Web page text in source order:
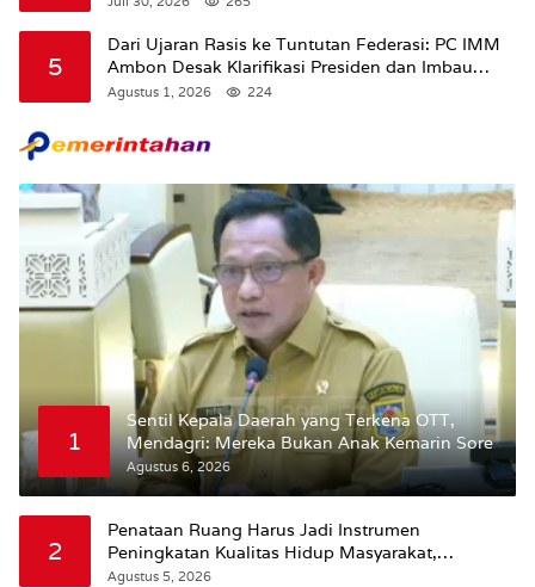
5
Dari Ujaran Rasis ke Tuntutan Federasi: PC IMM
Ambon Desak Klarifikasi Presiden dan Imbau
Tunda Pengibaran Bendera Merah Putih Di
Agustus 1, 2026 224
1
Sentil Kepala Daerah yang Terkena OTT,
Mendagri: Mereka Bukan Anak Kemarin Sore
Agustus 6, 2026
2
Penataan Ruang Harus Jadi Instrumen
Peningkatan Kualitas Hidup Masyarakat,
Wattimena: Revisi RT-RW Ditetapkan Pemkot
Agustus 5, 2026